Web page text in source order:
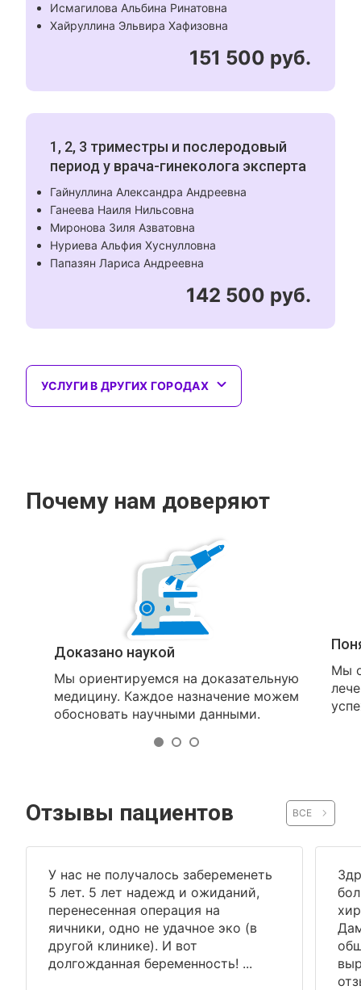
Исмагилова Альбина Ринатовна
Хайруллина Эльвира Хафизовна
151 500 руб.
1, 2, 3 триместры и послеродовый
период у врача-гинеколога эксперта
Гайнуллина Александра Андреевна
Ганеева Наиля Нильсовна
Миронова Зиля Азватовна
Нуриева Альфия Хуснулловна
Папазян Лариса Андреевна
142 500 руб.
УСЛУГИ В ДРУГИХ ГОРОДАХ
Почему нам доверяют
Доказано наукой
Мы ориентируемся на доказательную
медицину. Каждое назначение можем
обосновать научными данными.
Мы
Отзывы пациентов ВСЕ
У нас не получалось забеременеть
5 лет. 5 лет надежд и ожиданий,
перенесенная операция на
яичники, одно не удачное эко (в
другой клинике). И вот
долгожданная беременность! ...